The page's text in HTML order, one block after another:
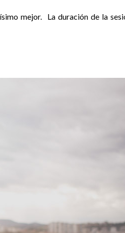
mejor. La duración de la